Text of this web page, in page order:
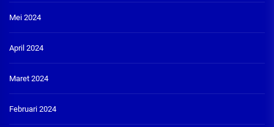
Mei 2024
April 2024
Maret 2024
Februari 2024